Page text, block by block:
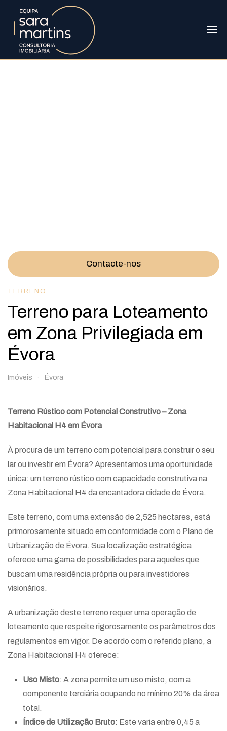
Contacte-nos
TERRENO
Terreno para Loteamento
em Zona Privilegiada em
Évora
Imóveis Évora
Terreno Rústico com Potencial Construtivo – Zona
Habitacional H4 em Évora
À procura de um terreno com potencial para construir o seu
lar ou investir em Évora? Apresentamos uma oportunidade
única: um terreno rústico com capacidade construtiva na
Zona Habitacional H4 da encantadora cidade de Évora.
Este terreno, com uma extensão de 2,525 hectares, está
primorosamente situado em conformidade com o Plano de
Urbanização de Évora. Sua localização estratégica
oferece uma gama de possibilidades para aqueles que
buscam uma residência própria ou para investidores
visionários.
A urbanização deste terreno requer uma operação de
loteamento que respeite rigorosamente os parâmetros dos
regulamentos em vigor. De acordo com o referido plano, a
Zona Habitacional H4 oferece:
Uso Misto: A zona permite um uso misto, com a
componente terciária ocupando no mínimo 20% da área
total.
Índice de Utilização Bruto: Este varia entre 0,45 a